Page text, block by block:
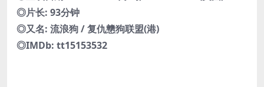
◎片长: 93分钟
◎又名: 流浪狗 / 复仇戆狗联盟(港)
◎IMDb: tt15153532